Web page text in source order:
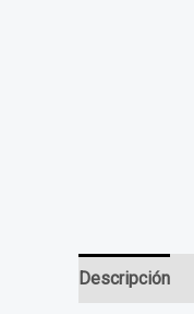
Descripción